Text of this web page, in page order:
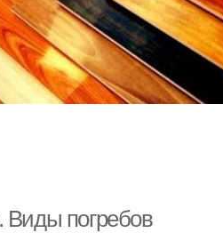
Виды погребов